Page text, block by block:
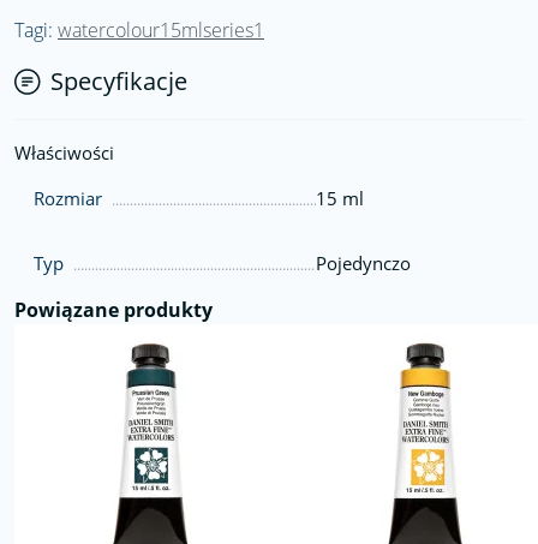
Tagi: watercolour15mlseries1
Specyfikacje
Właściwości
Rozmiar
15 ml
Typ Pojedynczo
Powiązane produkty